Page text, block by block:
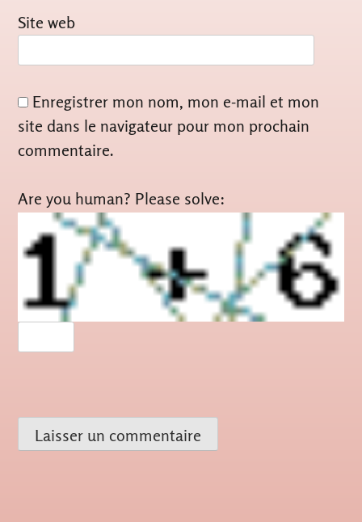
Site web
Enregistrer mon nom, mon e-mail et mon
site dans le navigateur pour mon prochain
commentaire.
Are you human? Please solve: